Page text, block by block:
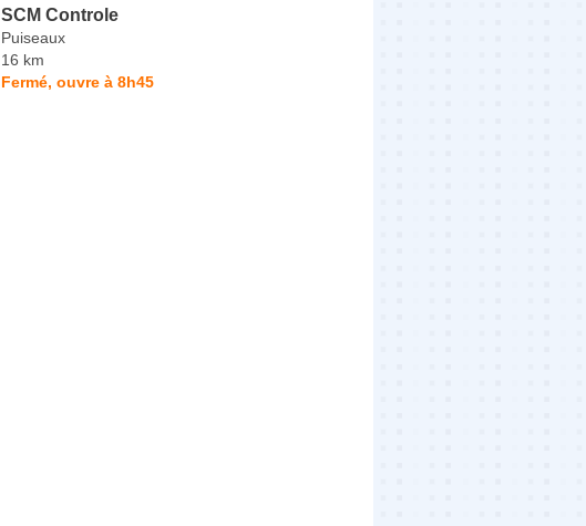
SCM Controle
Puiseaux
16 km
Fermé, ouvre à 8h45